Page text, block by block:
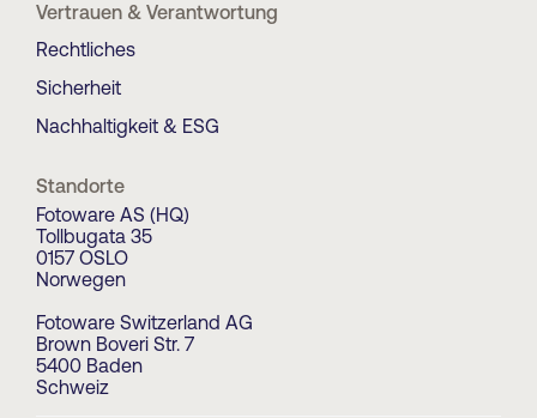
Vertrauen & Verantwortung
Rechtliches
Sicherheit
Nachhaltigkeit & ESG
Standorte
Fotoware AS (HQ)
Tollbugata 35
0157 OSLO
Norwegen
Fotoware Switzerland AG
Brown Boveri Str. 7
5400 Baden
Schweiz